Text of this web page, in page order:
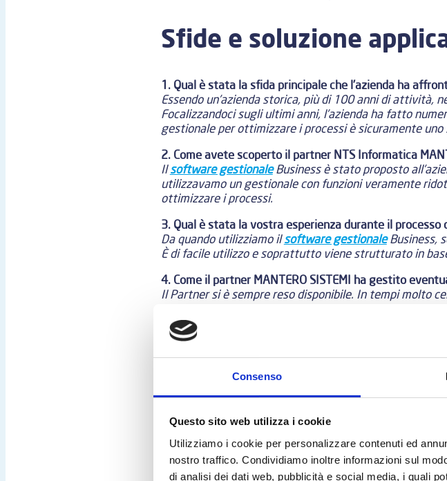
Consenso
Questo sito web utilizza i cookie
Utilizziamo i cookie per personalizzare contenuti ed
nostro traffico. Condividiamo inoltre informazioni sul
di analisi dei dati web, pubblicità e social media, i quali
Sfide e soluzione
1. Qual è stata la sfida principale che l’azienda ha
Essendo un’azienda storica, più di 100 anni di attività,
Focalizzandoci sugli ultimi anni, l’azienda ha fatto
gestionale per ottimizzare i processi è sicuramente
2. Come avete scoperto il partner NTS Informatica
Ilsoftware gestionaleBusiness è stato proposto
utilizzavamo un gestionale con funzioni veramente
ottimizzare i processi.
3. Qual è stata la vostra esperienza durante il processo
Da quando utilizziamo ilsoftware gestionaleBusiness,
È di facile utilizzo e soprattutto viene strutturato in
4. Come il partner MANTERO SISTEMI ha gestito
Il Partner si è sempre reso disponibile. In tempi molto
Risultati
5. Soluzione e Risultati: quali soluzioni sono state
processi?
L’utilizzo di questo programma gestionale porta a
risorse umane, gestione del magazzino, rapporti con i
elemento fondamentale in diversi progetti “Industria
e di logistica con gli impianti e la gestione di magazzino.